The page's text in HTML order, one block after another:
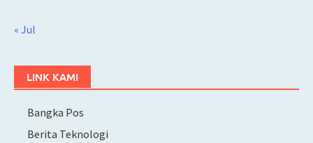
« Jul
LINK KAMI
Bangka Pos
Berita Teknologi